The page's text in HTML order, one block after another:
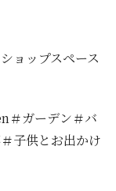
ョップスペース
＃ガーデン＃バ
子供とお出かけ